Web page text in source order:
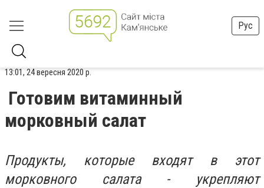
Рус
13:01, 24 вересня 2020 р.
Готовим витаминный
морковный салат
Продукты, которые входят в этот
морковного салата - укрепляют